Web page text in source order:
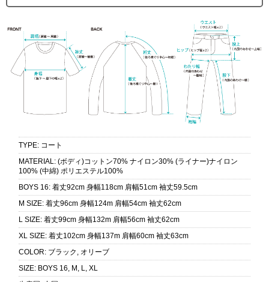
TYPE: コート
MATERIAL: (ボディ)コットン70% ナイロン30% (ライナー)ナイロン
100% (中綿) ポリエステル100%
BOYS 16: 着丈92cm 身幅118cm 肩幅51cm 袖丈59.5cm
M SIZE: 着丈96cm 身幅124m 肩幅54cm 袖丈62cm
L SIZE: 着丈99cm 身幅132m 肩幅56cm 袖丈62cm
XL SIZE: 着丈102cm 身幅137m 肩幅60cm 袖丈63cm
COLOR: ブラック, オリーブ
SIZE: BOYS 16, M, L, XL